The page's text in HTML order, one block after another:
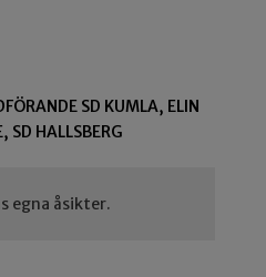
SD KUMLA, ELIN
SD HALLSBERG
egna åsikter.